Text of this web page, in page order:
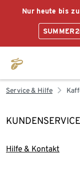
Nur heute bis
Service & Hilfe
KUNDENSERVICE
Hilfe & Kontakt